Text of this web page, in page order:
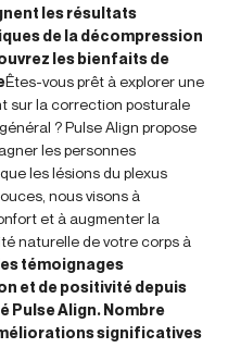
les résultats
de la décompression
les bienfaits de
Êtes-vous prêt à explorer une
sur la correction posturale
? Pulse Align propose
les personnes
les lésions du plexus
nous visons à
et à augmenter la
naturelle de votre corps à
témoignages
et de positivité depuis
Pulse Align. Nombre
significatives